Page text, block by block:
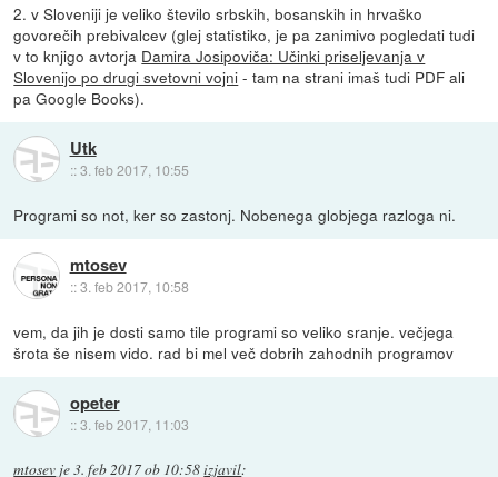
2. v Sloveniji je veliko število srbskih, bosanskih in hrvaško
govorečih prebivalcev (glej statistiko, je pa zanimivo pogledati tudi
v to knjigo avtorja Damira Josipoviča: Učinki priseljevanja v
Slovenijo po drugi svetovni vojni - tam na strani imaš tudi PDF ali
pa Google Books).
Utk
::3. feb 2017, 10:55
Programi so not, ker so zastonj. Nobenega globjega razloga ni.
mtosev
::3. feb 2017, 10:58
vem, da jih je dosti samo tile programi so veliko sranje. večjega
šrota še nisem vido. rad bi mel več dobrih zahodnih programov
opeter
::3. feb 2017, 11:03
mtosev je3. feb 2017 ob 10:58izjavil: